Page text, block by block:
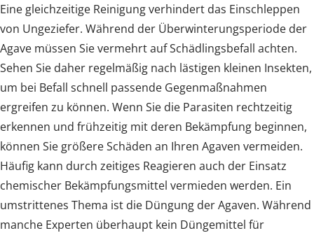
Eine gleichzeitige Reinigung verhindert das Einschleppen
von Ungeziefer. Während der Überwinterungsperiode der
Agave müssen Sie vermehrt auf Schädlingsbefall achten.
Sehen Sie daher regelmäßig nach lästigen kleinen Insekten,
um bei Befall schnell passende Gegenmaßnahmen
ergreifen zu können. Wenn Sie die Parasiten rechtzeitig
erkennen und frühzeitig mit deren Bekämpfung beginnen,
können Sie größere Schäden an Ihren Agaven vermeiden.
Häufig kann durch zeitiges Reagieren auch der Einsatz
chemischer Bekämpfungsmittel vermieden werden. Ein
umstrittenes Thema ist die Düngung der Agaven. Während
manche Experten überhaupt kein Düngemittel für